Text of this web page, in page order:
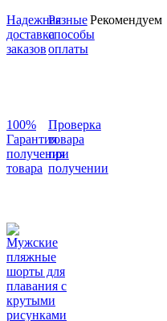
Надежная
доставка
заказов
Разные
способы
оплаты
100%
Гарантия
получения
товара
Проверка
товара
при
получении
Рекомендуем